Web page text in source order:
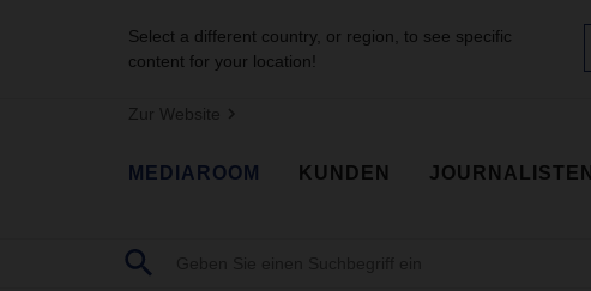
Select a different country, or region, to see specific
content for your location!
Zur Website
MEDIAROOM KUNDEN JOURNALISTEN